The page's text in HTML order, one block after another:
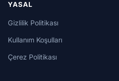
YASAL
Gizlilik Politikası
Kullanım Koşulları
Çerez Politikası